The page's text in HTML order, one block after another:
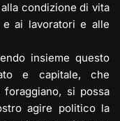
condizione di vita
ai lavoratori e alle
insieme questo
e capitale, che
si possa
agire politico la